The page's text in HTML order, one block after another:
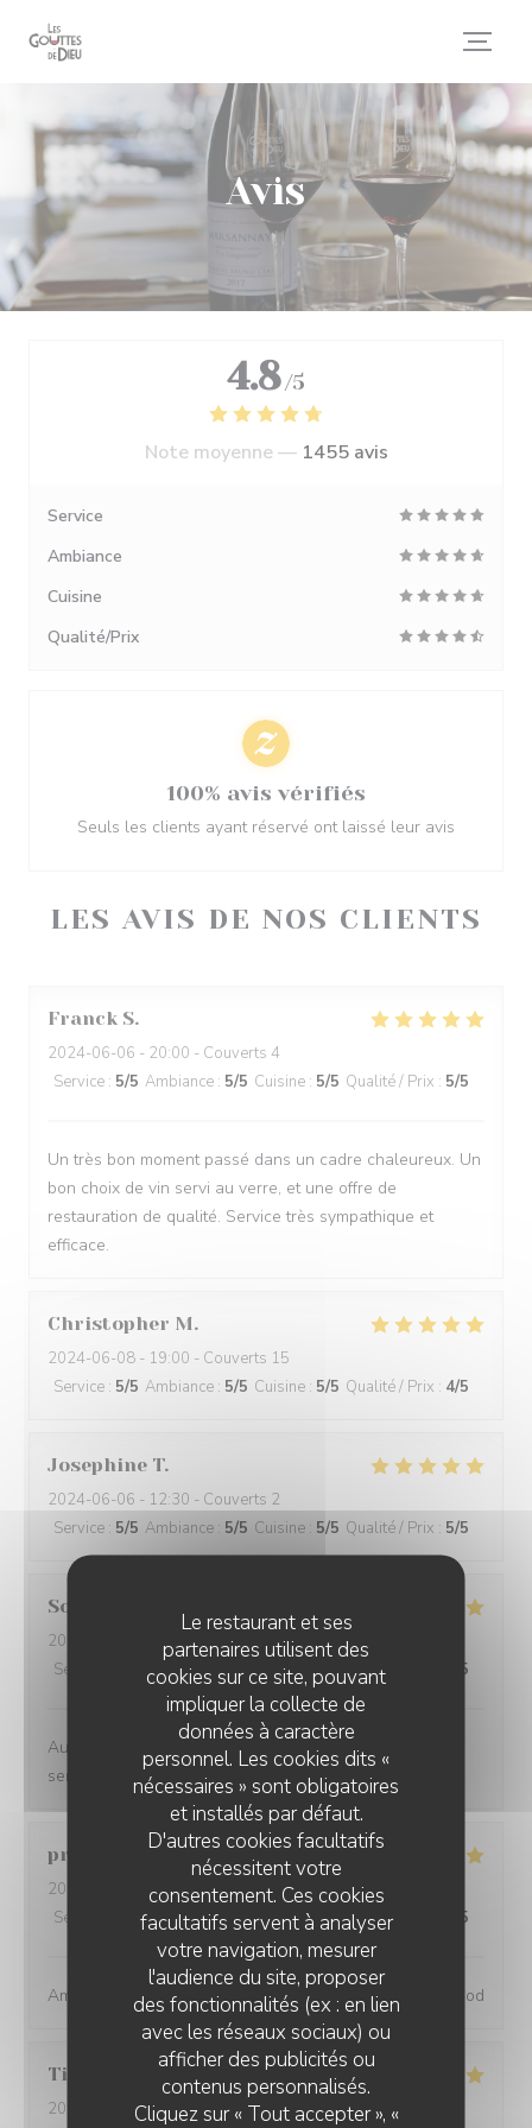
Le restaurant et ses
partenaires utilisent des
cookies sur ce site, pouvant
impliquer la collecte de
données à caractère
personnel. Les cookies dits «
nécessaires » sont obligatoires
et installés par défaut.
D'autres cookies facultatifs
nécessitent votre
consentement. Ces cookies
facultatifs servent à analyser
votre navigation, mesurer
l'audience du site, proposer
des fonctionnalités (ex : en lien
avec les réseaux sociaux) ou
afficher des publicités ou
contenus personnalisés.
Cliquez sur « Tout accepter », «
Avis
LES AVIS DE NOS CLIENTS
Franck S
2024-06-06 - 20:00 - Couverts 4
Service : 5/5 Ambiance : 5/5 Cuisine : 5/5 Qualité / Prix : 5/5
Un très bon moment passé dans un cadre chaleureux. Un
bon choix de vin servi au verre, et une offre de
restauration de qualité. Service très sympathique et
efficace.
Christopher M
2024-06-08 - 19:00 - Couverts 15
Service : 5/5 Ambiance : 5/5 Cuisine : 5/5 Qualité / Prix : 4/5
Josephine T
2024-06-06 - 12:30 - Couverts 2
Service : 5/5 Ambiance : 5/5 Cuisine : 5/5 Qualité / Prix : 5/5
Sophie
2024-06-04
- 19:00 - Couverts 2
Service
Ambiance :5 /5 Cuisine 4/5 Qualité / Prix /5
Au top !! Belle carte des vins , nourriture très bonne,
service sympa :)
pranat
2024-06-06
- 20:00 - Couverts 3
Service
Ambiance:5 /5 Cuisine : 5/5 Qualité / Prix /5
Amazing place, excellent service and great wine and food
Tiphaine
2024-05-31 - 20:30 - Couverts 2
4.8 /5
Note moyenne — 1455 avis
Service
Ambiance
Cuisine
Qualité/Prix
100% avis vérifiés
Seuls les clients ayant réservé ont laissé leur avis